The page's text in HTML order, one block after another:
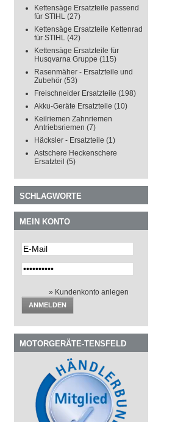
Kettensäge Ersatzteile passend
für STIHL (27)
Kettensäge Ersatzteile Kettenrad
für STIHL (42)
Kettensäge Ersatzteile für
Husqvarna Gruppe (115)
Rasenmäher - Ersatzteile und
Zubehör (53)
Freischneider Ersatzteile (198)
Akku-Geräte Ersatzteile (10)
Keilriemen Zahnriemen
Antriebsriemen (7)
Häcksler - Ersatzteile (1)
Astschere Heckenschere
Ersatzteil (5)
SCHLAGWORTE
MEIN KONTO
» Kundenkonto anlegen
ANMELDEN
MOTORGERÄTE-TENSFELD